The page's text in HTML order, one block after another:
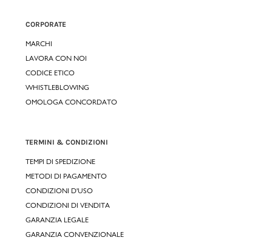
CORPORATE
MARCHI
LAVORA CON NOI
CODICE ETICO
WHISTLEBLOWING
OMOLOGA CONCORDATO
TERMINI & CONDIZIONI
TEMPI DI SPEDIZIONE
METODI DI PAGAMENTO
CONDIZIONI D'USO
CONDIZIONI DI VENDITA
GARANZIA LEGALE
GARANZIA CONVENZIONALE